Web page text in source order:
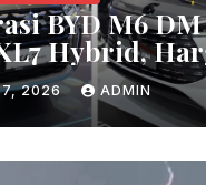
BYD M6 DM
Hybrid,
Seberapa
7, 2026 ADMIN